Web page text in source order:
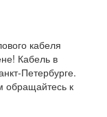
кабеля
Кабель в
Петербурге.
обращайтесь к